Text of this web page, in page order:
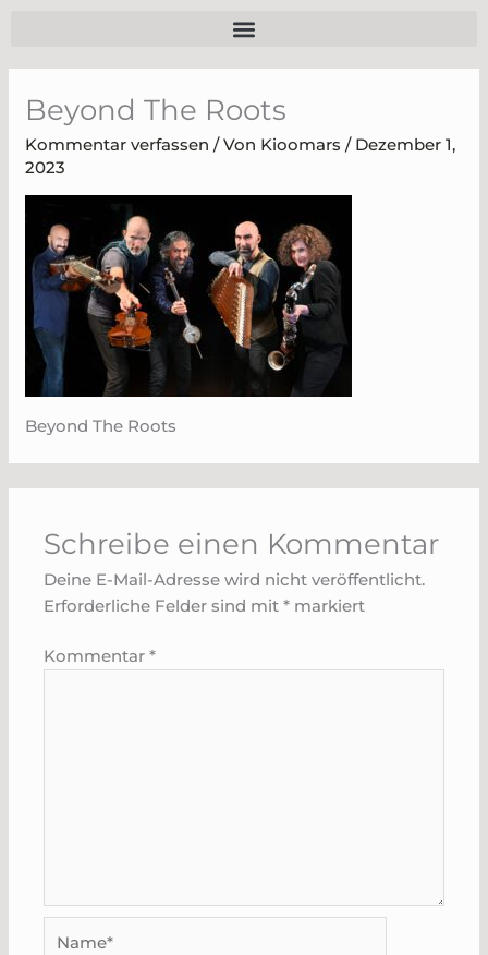
springen
Beyond The Roots
Kommentar verfassen / Von Kioomars/ Dezember 1,
2023
Beyond The Roots
Schreibe einen Kommentar
Deine E-Mail-Adresse wird nicht veröffentlicht.
Erforderliche Felder sind mit* markiert
Kommentar*